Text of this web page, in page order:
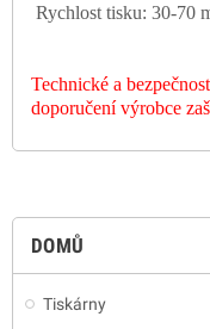
DOMŮ
Tiskárny
Rychlost tisku: 30-70
Technické a
doporučení výrobce